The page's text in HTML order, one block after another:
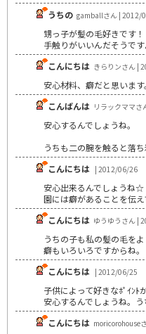
うちの gamballさん | 2012/
甥っ子が髪の毛好きです！
手触りがいいんだそうです
こんにちは きらりンさん |
安心材料、癖だと思います。
こんばんは リラックママ
安心するんでしょうね。
うちも二の腕を触ると落ち
こんにちは | 2012/06/26
安心出来るんでしょうね☆
園には癖があることを伝え
こんにちは ゆうゆうさん |
うちの子も私の髪の毛をよ
癖もいろいろですからね。
こんにちは | 2012/06/25
子供によって好きなﾎﾟｲﾝﾄ
安心するんでしょうね。う
こんにちは moricorohouse